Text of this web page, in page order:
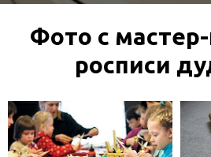
Фото с
росписи